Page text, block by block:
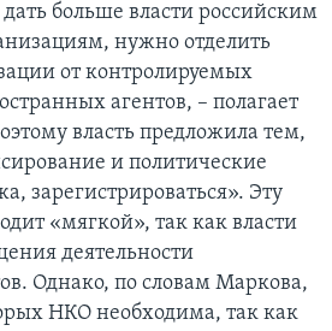
больше власти российским
нужно отделить
от контролируемых
агентов, – полагает
власть предложила тем,
и политические
зарегистрироваться». Эту
«мягкой», так как власти
деятельности
Однако, по словам Маркова,
НКО необходима, так как